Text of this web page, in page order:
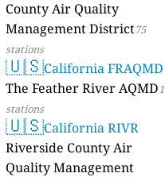
County Air Quality
Management District75
stations
🇺🇸California FRAQMD
The Feather River AQMD1
stations
🇺🇸California RIVR
Riverside County Air
Quality Management